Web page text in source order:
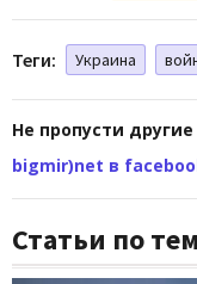
Теги: Украина
Не пропусти
bigmir)net в
Статьи по